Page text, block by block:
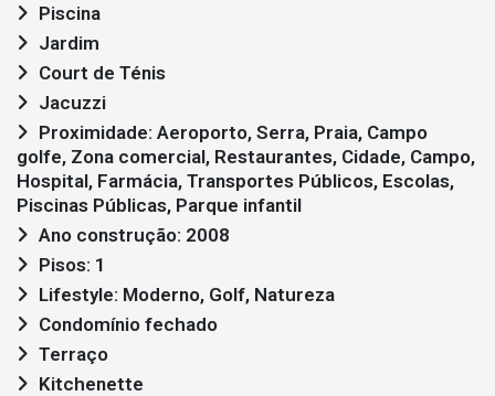
Piscina
Jardim
Court de Ténis
Jacuzzi
golfe, Zona comercial, Restaurantes, Cidade, Campo,
Hospital, Farmácia, Transportes Públicos, Escolas,
Piscinas Públicas, Parque infantil
Ano construção: 2008
Pisos: 1
Lifestyle: Moderno, Golf, Natureza
Condomínio fechado
Terraço
Kitchenette